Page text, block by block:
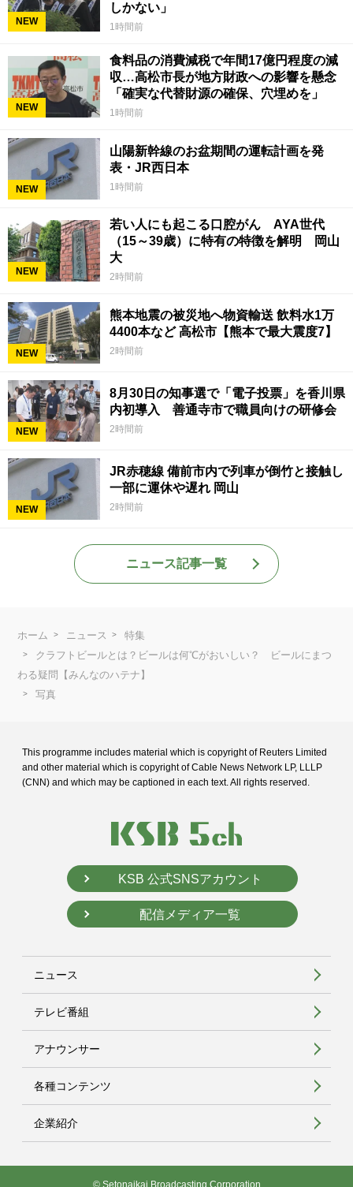
NEW
しかない」
1時間前
NEW
食料品の消費減税で年間17億円程度の減
収…高松市長が地方財政への影響を懸念
「確実な代替財源の確保、穴埋めを」
1時間前
NEW
山陽新幹線のお盆期間の運転計画を発
表・JR西日本
1時間前
NEW
若い人にも起こる口腔がん AYA世代
（15～39歳）に特有の特徴を解明 岡山
大
2時間前
NEW
熊本地震の被災地へ物資輸送 飲料水1万
4400本など 高松市【熊本で最大震度7】
2時間前
NEW
8月30日の知事選で「電子投票」を香川県
内初導入 善通寺市で職員向けの研修会
2時間前
NEW
JR赤穂線 備前市内で列車が倒竹と接触し
一部に運休や遅れ 岡山
2時間前
ニュース記事一覧
ホーム ニュース
特集
クラフトビールとは？ビールは何℃がおいしい？ ビールにまつ
わる疑問【みんなのハテナ】
写真
This programme includes material which is copyright of Reuters Limited
and other material which is copyright of Cable News Network LP, LLLP
(CNN) and which may be captioned in each text. All rights reserved.
KSB 公式SNSアカウント
配信メディア一覧
ニュース
テレビ番組
アナウンサー
各種コンテンツ
企業紹介
© Setonaikai Broadcasting Corporation